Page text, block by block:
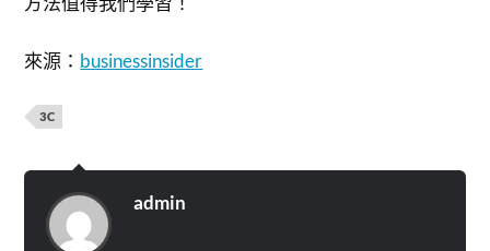
來源： businessinsider
3C
admin